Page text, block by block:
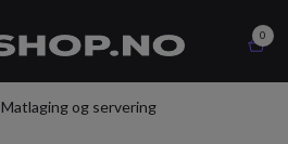
0
Matlaging og servering